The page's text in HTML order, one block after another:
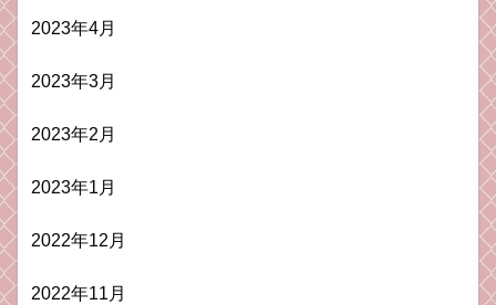
2023年4月
2023年3月
2023年2月
2023年1月
2022年12月
2022年11月